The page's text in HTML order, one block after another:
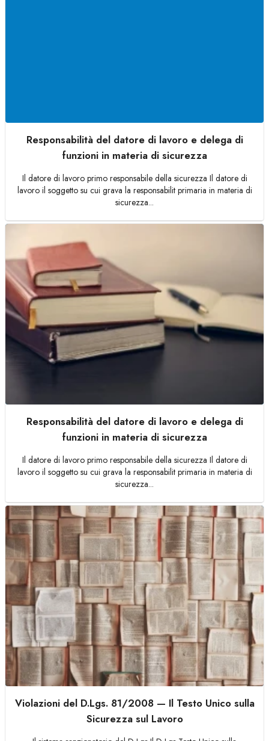
Responsabilità del datore di lavoro e delega di
funzioni in materia di sicurezza
Il datore di lavoro primo responsabile della sicurezza Il datore di
lavoro il soggetto su cui grava la responsabilit primaria in materia di
sicurezza...
Responsabilità del datore di lavoro e delega di
funzioni in materia di sicurezza
Il datore di lavoro primo responsabile della sicurezza Il datore di
lavoro il soggetto su cui grava la responsabilit primaria in materia di
sicurezza...
Violazioni del D.Lgs. 81/2008 — Il Testo Unico sulla
Sicurezza sul Lavoro